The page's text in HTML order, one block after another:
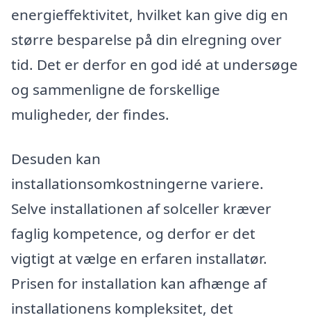
energieffektivitet, hvilket kan give dig en
større besparelse på din elregning over
tid. Det er derfor en god idé at undersøge
og sammenligne de forskellige
muligheder, der findes.
Desuden kan
installationsomkostningerne variere.
Selve installationen af solceller kræver
faglig kompetence, og derfor er det
vigtigt at vælge en erfaren installatør.
Prisen for installation kan afhænge af
installationens kompleksitet, det